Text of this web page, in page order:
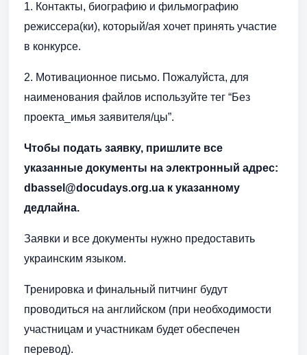
1. Контакты, биографию и фильмографию
режиссера(ки), который/ая хочет принять участие
в конкурсе.
2. Мотивационное письмо. Пожалуйста, для
наименования файлов используйте тег “Без
проекта_имья заявителя/цы”.
Чтобы подать заявку, пришлите все
указанные документы на электронный адрес:
dbassel@docudays.org.ua к указанному
дедлайна.
Заявки и все документы нужно предоставить
украинским языком.
Тренировка и финальный питчинг будут
проводиться на английском (при необходимости
участницам и участникам будет обеспечен
перевод).